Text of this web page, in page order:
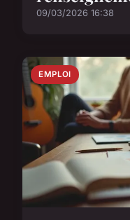
09/03/2026 16:38
EMPLOI